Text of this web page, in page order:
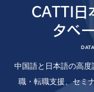
CATTI日
タベ
中国語と日本語の高
職・転職支援、セミ